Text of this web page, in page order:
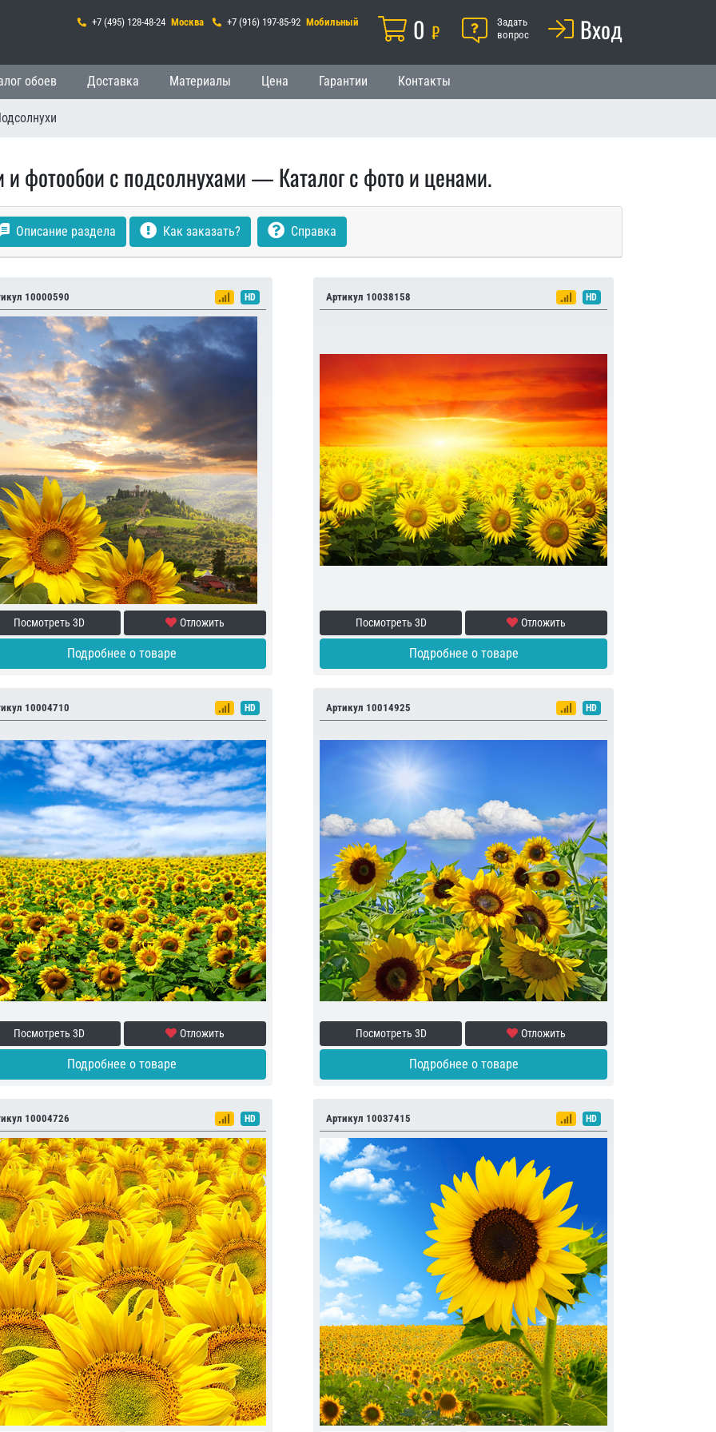
+7 (495) 128-48-24 Москва +7 (916) 197-85-92 Мобильный Корзина
0 ₽ ПомощьЗадать
вопрос
Вход
обоев Доставка Материалы Цена Гарантии Контакты
и фотообои с подсолнухами — Каталог с фото и ценами.
Описание раздела Как заказать? Справка
10000590 HD
Посмотреть 3D Отложить
Подробнее о товаре
Артикул 10038158 HD
Посмотреть 3D Отложить
Подробнее о товаре
10004710 HD
Посмотреть 3D Отложить
Подробнее о товаре
Артикул 10014925 HD
Посмотреть 3D Отложить
Подробнее о товаре
10004726 HD Артикул 10037415 HD